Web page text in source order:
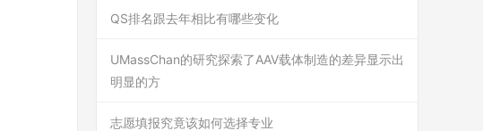
QS排名跟去年相比有哪些变化
UMassChan的研究探索了AAV载体制造的差异显示出
明显的方
志愿填报究竟该如何选择专业